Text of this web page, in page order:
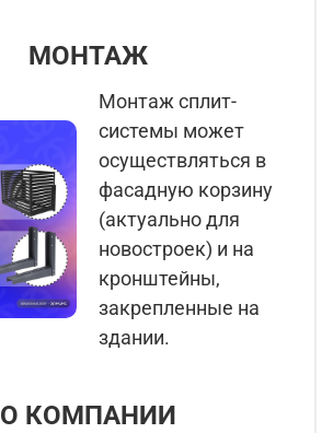
МОНТАЖ
Монтаж сплит-
системы может
осуществляться в
фасадную корзину
(актуально для
новостроек) и на
кронштейны,
закрепленные на
здании.
О КОМПАНИИ